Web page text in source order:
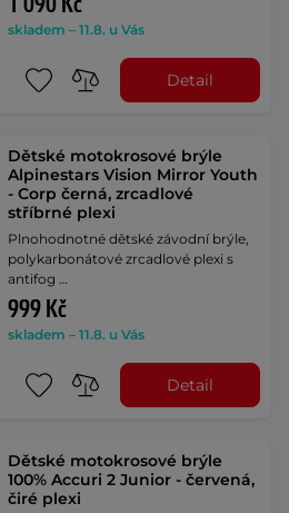
skladem – 11.8. u Vás
Detail
Dětské motokrosové brýle
Alpinestars Vision Mirror Youth
- Corp černá, zrcadlové
stříbrné plexi
Plnohodnotné dětské závodní brýle,
polykarbonátové zrcadlové plexi s
antifog …
999 Kč
skladem – 11.8. u Vás
Detail
Dětské motokrosové brýle
100% Accuri 2 Junior - červená,
čiré plexi